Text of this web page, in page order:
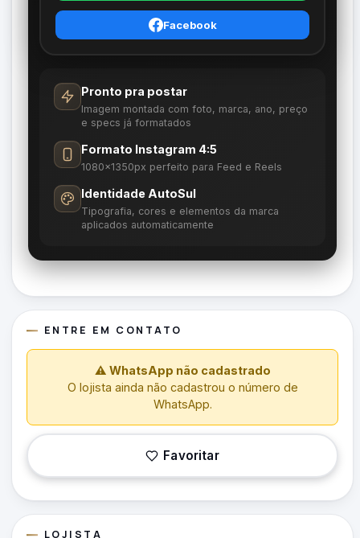
Facebook
Pronto pra postar
Imagem montada com foto, marca, ano, preço
e specs já formatados
Formato Instagram 4:5
1080×1350px perfeito para Feed e Reels
Identidade AutoSul
Tipografia, cores e elementos da marca
aplicados automaticamente
ENTRE EM CONTATO
⚠ WhatsApp não cadastrado
O lojista ainda não cadastrou o número de
WhatsApp.
Favoritar
LOJISTA